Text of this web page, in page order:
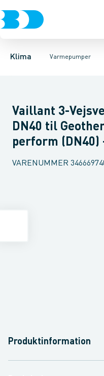
Klima Varmepumper
Ventilation Varmepumper
Luft til luft Luft til vand
Pumper med VVB.Pumper
Vaillant 3-
DN40 til
perform (DN40)
VARENUMMER
Produktinformation